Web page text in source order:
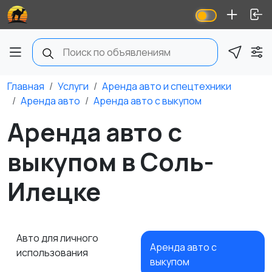
Главная Услуги
Аренда авто и спецтехники
Аренда авто
Аренда авто с выкупом
Аренда авто с
выкупом в Соль-
Илецке
Авто для личного
использования
Аренда авто с
выкупом